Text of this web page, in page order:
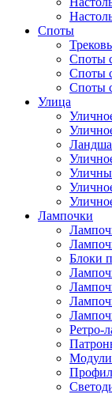
Споты
Споты
Споты
Споты
Улица
Лампочки
Блоки
Ретро-
Модули